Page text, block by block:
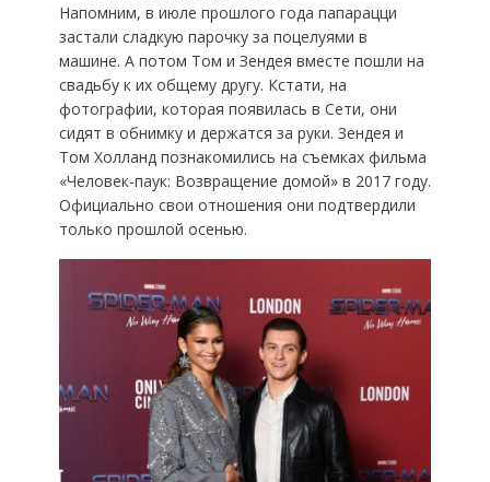
Напомним, в июле прошлого года папарацци
застали сладкую парочку за поцелуями в
машине. А потом Том и Зендея вместе пошли на
свадьбу к их общему другу. Кстати, на
фотографии, которая появилась в Сети, они
сидят в обнимку и держатся за руки. Зендея и
Том Холланд познакомились на съемках фильма
«Человек-паук: Возвращение домой» в 2017 году.
Официально свои отношения они подтвердили
только прошлой осенью.